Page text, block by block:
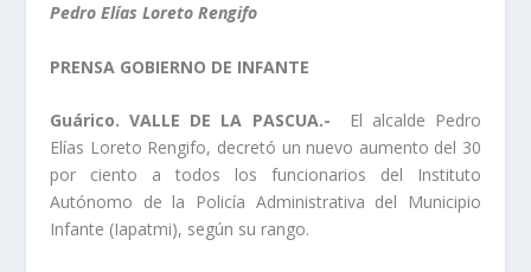
Pedro Elías Loreto Rengifo
PRENSA GOBIERNO DE INFANTE
Guárico. VALLE DE LA PASCUA.- El alcalde Pedro
Elías Loreto Rengifo, decretó un nuevo aumento del 30
por ciento a todos los funcionarios del Instituto
Autónomo de la Policía Administrativa del Municipio
Infante (Iapatmi), según su rango.